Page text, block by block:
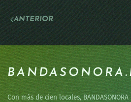
ANTERIOR
Con más de cien locales,